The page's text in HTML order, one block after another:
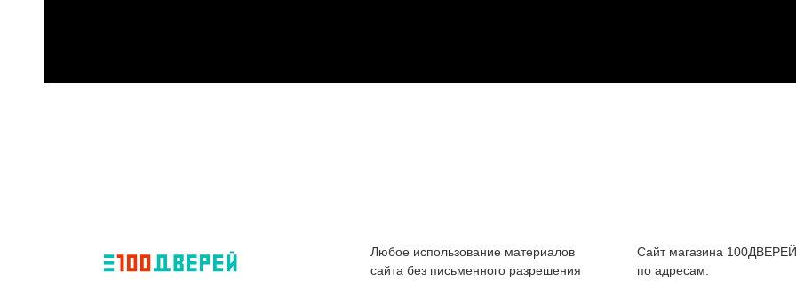
Любое использование материалов
сайта без письменного разрешения
Сайт магазина
по адресам: